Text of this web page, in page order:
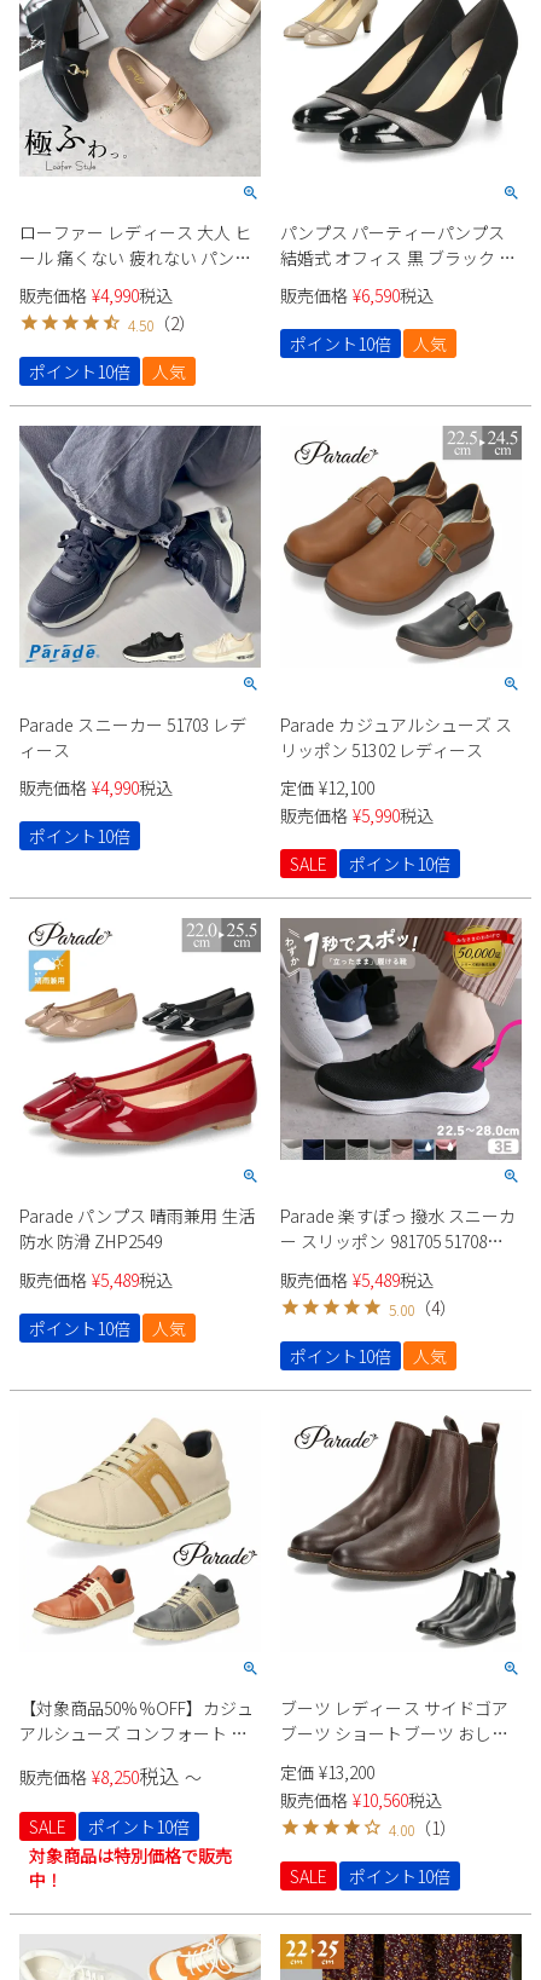
ローファー レディース 大人 ヒ
ール 痛くない 疲れない パンプ
ス ビットローファー コインロ
ーファー 靴 太ヒール スクエア
トゥ 極ふわっ Parade 22042
23066
販売価格 ¥4,990税込
4.50 （2）
ポイント10倍
人気
パンプス パーティーパンプス
結婚式 オフィス 黒 ブラック オ
ーク ヒールパンプス レディー
ス アーモンドトゥ 日本製 卒業
式 入学式 スーツ Parade 75502
販売価格 ¥6,590税込
ポイント10倍
人気
Parade スニーカー 51703 レデ
ィース
販売価格 ¥4,990税込
ポイント10倍
Parade カジュアルシューズ ス
リッポン 51302 レディース
定価 ¥12,100
販売価格 ¥5,990税込
SALE
ポイント10倍
Parade パンプス 晴雨兼用 生活
防水 防滑 ZHP2549
販売価格 ¥5,489税込
ポイント10倍
人気
Parade 楽すぽっ 撥水 スニーカ
ー スリッポン 981705 51708
51711 ユニセックス
販売価格 ¥5,489税込
5.00 （4）
ポイント10倍
人気
【対象商品50%%OFF】カジュ
アルシューズ コンフォート ス
ゆったり 幅広 4E 撥水 Parade
7228 軽い 歩きやすい 疲れにく
い 本革 日本製
販売価格 ¥8,250税込 〜
SALE
ポイント10倍
対象商品は特別価格で販売
中！
ブーツ レディース サイドゴア
ブーツ ショートブーツ おしゃ
れ ローヒール 黒 あったかい
Parade 92907
定価 ¥13,200
販売価格 ¥10,560税込
4.00 （1）
SALE
ポイント10倍